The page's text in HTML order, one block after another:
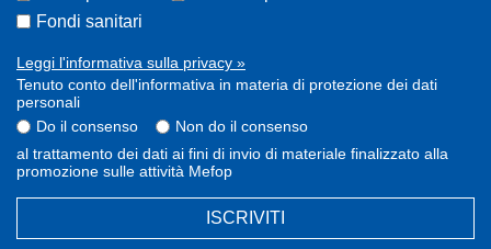
Fondi sanitari
Leggi l'informativa sulla privacy »
Tenuto conto dell'informativa in materia di protezione dei dati
personali
Do il consenso
Non do il consenso
al trattamento dei dati ai fini di invio di materiale finalizzato alla
promozione sulle attività Mefop
ISCRIVITI